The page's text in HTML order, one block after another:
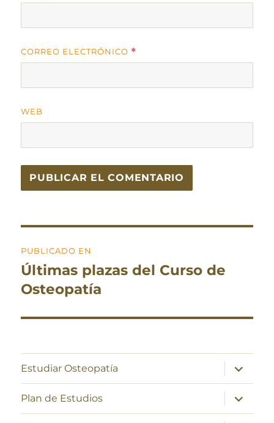
CORREO ELECTRÓNICO *
WEB
de
entradas
PUBLICADO EN
Últimas plazas del Curso de
Osteopatía
Estudiar Osteopatía
expande
el
menú
inferior
Plan de Estudios
expande
el
menú